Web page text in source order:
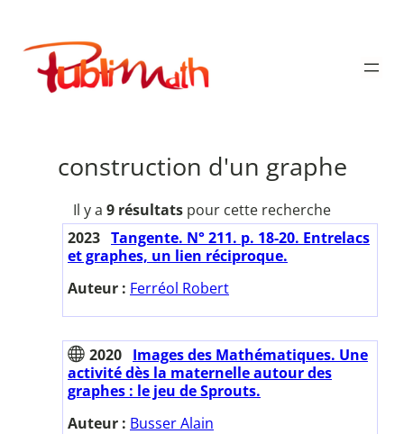
contenu
Publimath
construction d'un graphe
Il y a 9 résultats pour cette recherche
2023 Tangente. N° 211. p. 18-20. Entrelacs
et graphes, un lien réciproque.
Auteur : Ferréol Robert
2020 Images des Mathématiques. Une
activité dès la maternelle autour des
graphes : le jeu de Sprouts.
Auteur : Busser Alain